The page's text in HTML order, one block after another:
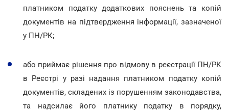
платником податку додаткових пояснень та копій
документів на підтвердження інформації, зазначеної
у ПН/РК;
або приймає рішення про відмову в реєстрації ПН/РК
в Реєстрі у разі надання платником податку копій
документів, складених із порушенням законодавства,
та надсилає його платнику податку в порядку,